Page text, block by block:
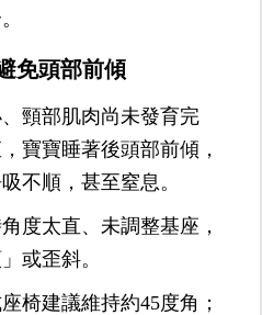
免頭部前傾
頸部肌肉尚未發育完
寶寶睡著後頭部前傾，
不順，甚至窒息。
度太直、未調整基座，
或歪斜。
椅建議維持約45度角；